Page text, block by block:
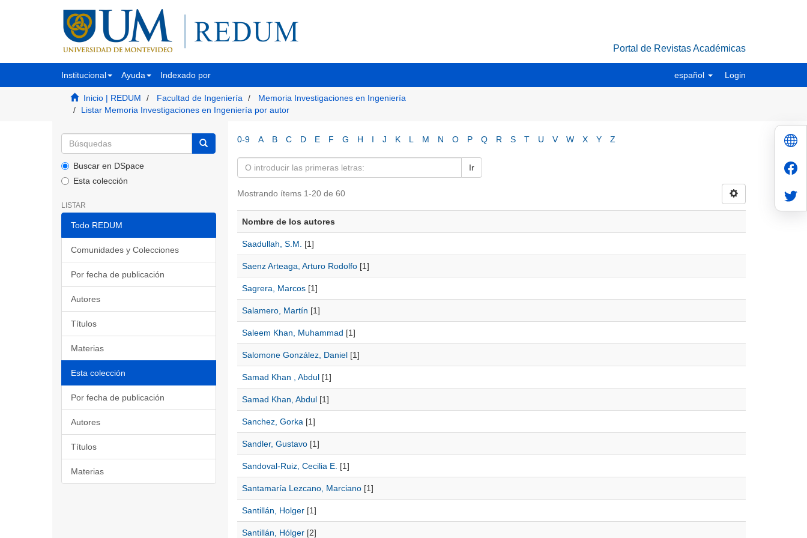
Portal de Revistas Académicas
Institucional Ayuda Indexado por español Login
Inicio | REDUM Facultad de Ingeniería
Memoria Investigaciones en Ingeniería
Listar Memoria Investigaciones en Ingeniería por autor
Buscar en DSpace
Esta colección
LISTAR
Todo REDUM
Comunidades y Colecciones
Por fecha de publicación
Autores
Títulos
Materias
Esta colección
Por fecha de publicación
Autores
Títulos
Materias
0-9 A B C D E F G H I J K L M N O P Q R S T U V W X Y Z
Ir
Mostrando ítems 1-20 de 60
Nombre de los autores
Saadullah, S.M. [1]
Saenz Arteaga, Arturo Rodolfo[1]
Sagrera, Marcos[1]
Salamero, Martín [1]
Saleem Khan, Muhammad [1]
Salomone González, Daniel[1]
Samad Khan , Abdul[1]
Samad Khan, Abdul[1]
Sanchez, Gorka [1]
Sandler, Gustavo[1]
Sandoval-Ruiz, Cecilia E. [1]
Santamaría Lezcano, Marciano[1]
Santillán, Holger[1]
Santillán, Hólger[2]